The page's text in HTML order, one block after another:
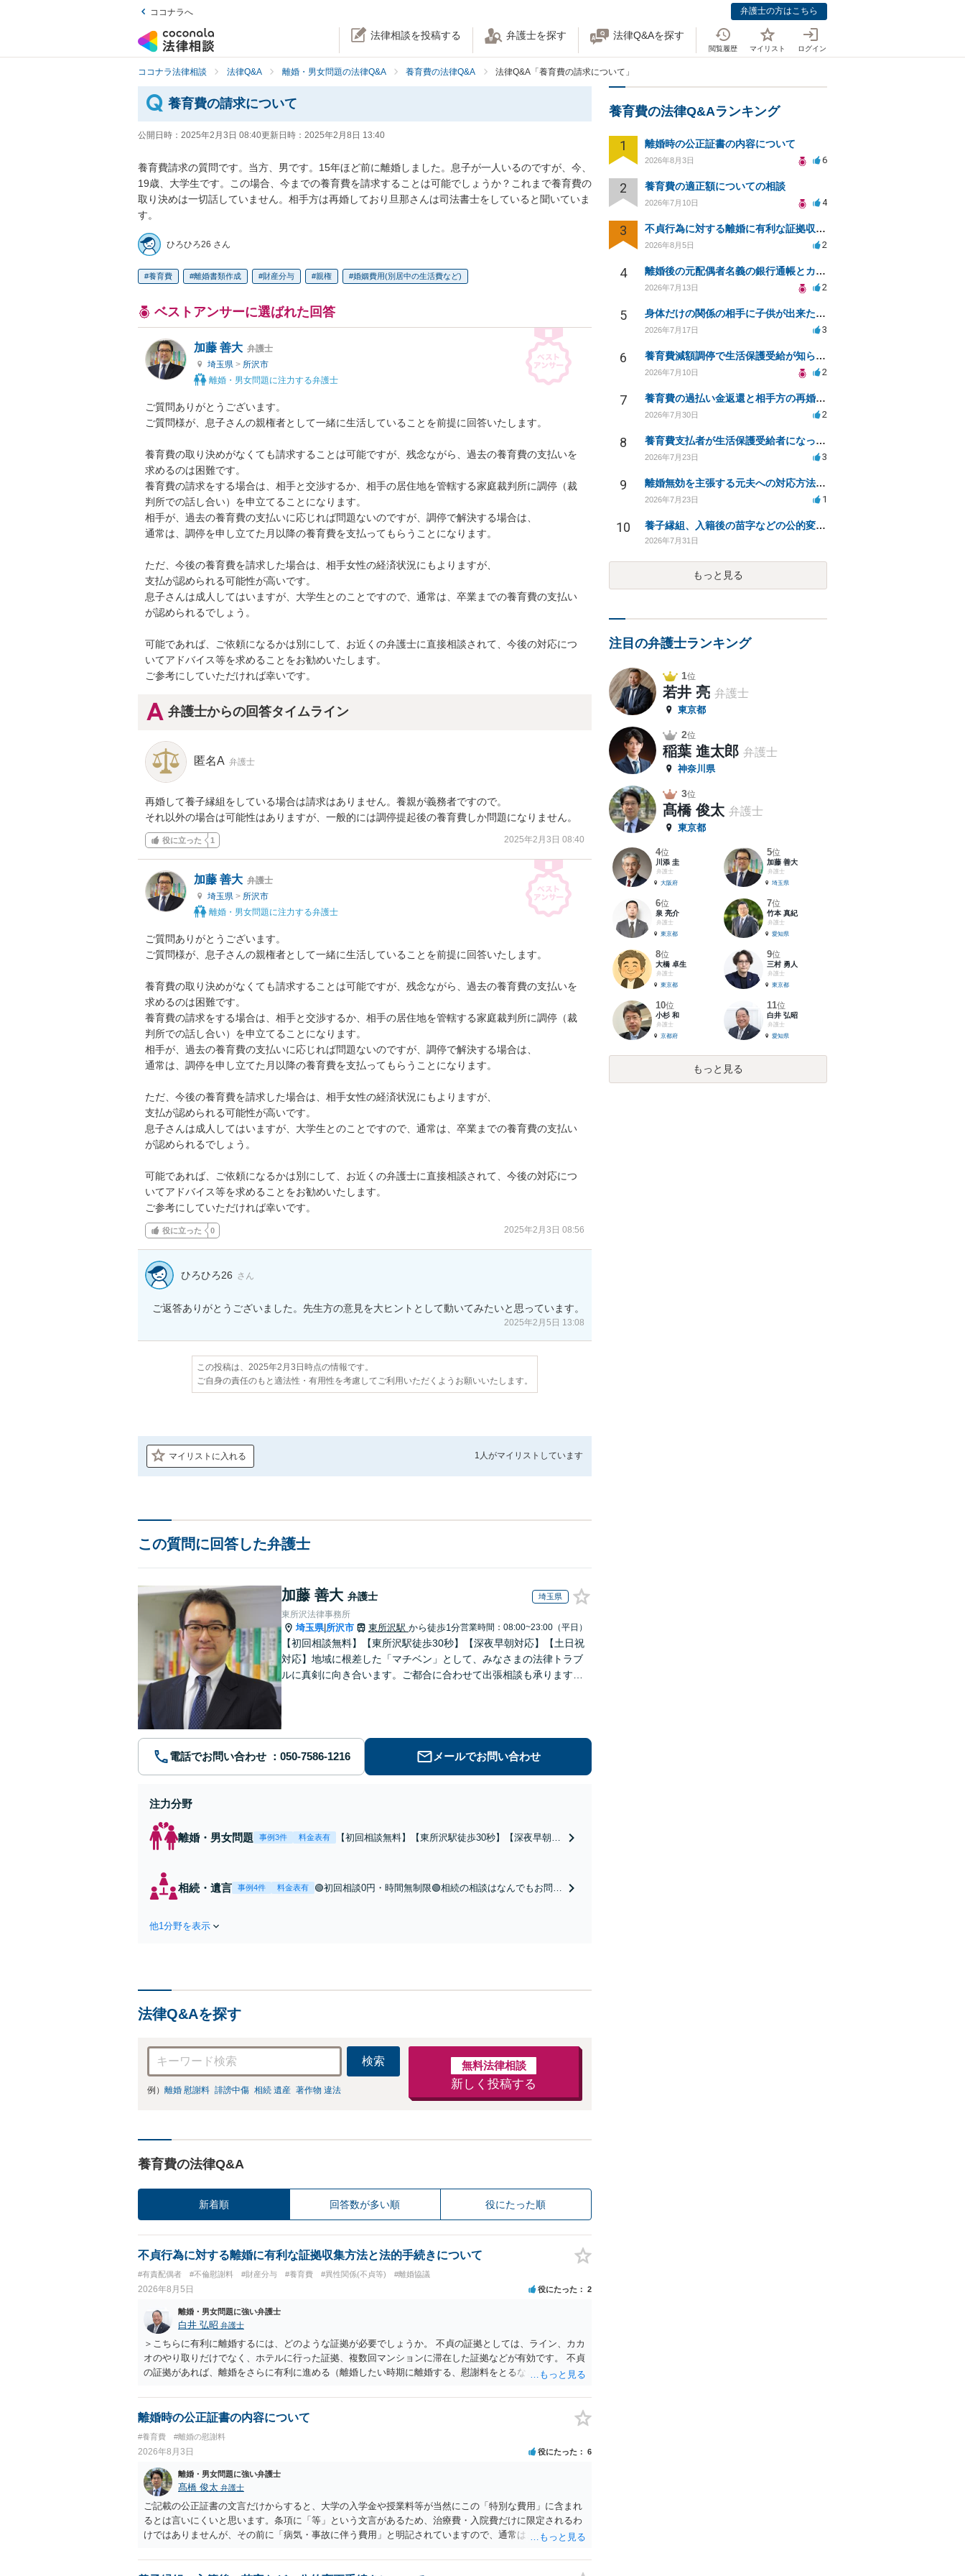
ココナラへ 弁護士の方はこちら
法律相談を投稿する 弁護士を探す 法律Q&Aを探す
閲覧履歴 マイリスト ログイン
ココナラ法律相談 法律Q&A 離婚・男女問題の法律Q&A 養育費の法律Q&A 法律Q&A「養育費の請求について」
養育費の請求について
公開日時： 2025年2月3日 08:40更新日時： 2025年2月8日 13:40
養育費請求の質問です。当方、男です。15年ほど前に離婚しました。息子が一人いるのですが、今、
19歳、大学生です。この場合、今までの養育費を請求することは可能でしょうか？これまで養育費の
取り決めは一切話していません。相手方は再婚しており旦那さんは司法書士をしていると聞いていま
す。
ひろひろ26 さん
養育費 離婚書類作成 財産分与 親権 婚姻費用(別居中の生活費など)
ベストアンサーに選ばれた回答
加藤 善大 弁護士
埼玉県 > 所沢市
離婚・男女問題に注力する弁護士
ご質問ありがとうございます。
ご質問様が、息子さんの親権者として一緒に生活していることを前提に回答いたします。
養育費の取り決めがなくても請求することは可能ですが、残念ながら、過去の養育費の支払いを
求めるのは困難です。
養育費の請求をする場合は、相手と交渉するか、相手の居住地を管轄する家庭裁判所に調停（裁
判所での話し合い）を申立てることになります。
相手が、過去の養育費の支払いに応じれば問題ないのですが、調停で解決する場合は、
通常は、調停を申し立てた月以降の養育費を支払ってもらうことになります。
ただ、今後の養育費を請求した場合は、相手女性の経済状況にもよりますが、
支払が認められる可能性が高いです。
息子さんは成人してはいますが、大学生とのことですので、通常は、卒業までの養育費の支払い
が認められるでしょう。
可能であれば、ご依頼になるかは別にして、お近くの弁護士に直接相談されて、今後の対応につ
いてアドバイス等を求めることをお勧めいたします。
ご参考にしていただければ幸いです。
弁護士からの回答タイムライン
匿名A 弁護士
再婚して養子縁組をしている場合は請求はありません。養親が義務者ですので。
それ以外の場合は可能性はありますが、一般的には調停提起後の養育費しか問題になりません。
役に立った 1 2025年2月3日 08:40
加藤 善大 弁護士
埼玉県 > 所沢市
離婚・男女問題に注力する弁護士
ご質問ありがとうございます。
ご質問様が、息子さんの親権者として一緒に生活していることを前提に回答いたします。
養育費の取り決めがなくても請求することは可能ですが、残念ながら、過去の養育費の支払いを
求めるのは困難です。
養育費の請求をする場合は、相手と交渉するか、相手の居住地を管轄する家庭裁判所に調停（裁
判所での話し合い）を申立てることになります。
相手が、過去の養育費の支払いに応じれば問題ないのですが、調停で解決する場合は、
通常は、調停を申し立てた月以降の養育費を支払ってもらうことになります。
ただ、今後の養育費を請求した場合は、相手女性の経済状況にもよりますが、
支払が認められる可能性が高いです。
息子さんは成人してはいますが、大学生とのことですので、通常は、卒業までの養育費の支払い
が認められるでしょう。
可能であれば、ご依頼になるかは別にして、お近くの弁護士に直接相談されて、今後の対応につ
いてアドバイス等を求めることをお勧めいたします。
ご参考にしていただければ幸いです。
役に立った 0 2025年2月3日 08:56
ひろひろ26 さん
ご返答ありがとうございました。先生方の意見を大ヒントとして動いてみたいと思っています。
2025年2月5日 13:08
この投稿は、2025年2月3日時点の情報です。
ご自身の責任のもと適法性・有用性を考慮してご利用いただくようお願いいたします。
マイリストに入れる 1人がマイリストしています
この質問に回答した弁護士
加藤 善大 弁護士 埼玉県
東所沢法律事務所
埼玉県| 所沢市 東所沢駅 から徒歩1分営業時間：08:00~23:00（平日）
【初回相談無料】【東所沢駅徒歩30秒】【深夜早朝対応】【土日祝
対応】地域に根差した「マチベン」として、みなさまの法律トラブ
ルに真剣に向き合います。ご都合に合わせて出張相談も承ります。
電話でお問い合わせ メールでお問い合わせ
注力分野
離婚・男女問題 事例3件 料金表有
【初回相談無料】【東所沢駅徒歩30秒】【深夜早朝対
尽くします。
相続・遺言 事例4件 料金表有
🟢初回相談0円・時間無制限🟢相続の相談はなんでもお問合
他1分野を表示
法律Q&Aを探す
検索
例） 離婚 慰謝料 誹謗中傷 相続 遺産 著作物 違法
無料法律相談
新しく投稿する
養育費の法律Q&A
新着順 回答数が多い順 役にたった順
不貞行為に対する離婚に有利な証拠収集方法と法的手続きについて
#有責配偶者 #不倫慰謝料 #財産分与 #養育費 #異性関係(不貞等) #離婚協議
2026年8月5日 役にたった 2
離婚・男女問題に強い弁護士
白井 弘昭 弁護士
＞こちらに有利に離婚するには、どのような証拠が必要でしょうか。 不貞の証拠としては、ライン、カカ
オのやり取りだけでなく、ホテルに行った証拠、複数回マンションに滞在した証拠などが有効です。 不貞
の証拠があれば、離婚をさらに有利に進める（離婚したい時期に離婚する、慰謝料をとるなど）ことがで
がありますので、ご注意ください。 以上、ご参考まで。
離婚時の公正証書の内容について
#養育費 #離婚の慰謝料
2026年8月3日 役にたった 6
離婚・男女問題に強い弁護士
髙橋 俊太 弁護士
ご記載の公正証書の文言だけからすると、大学の入学金や授業料等が当然にこの「特別な費用」に含まれ
るとは言いにくいと思います。条項に「等」という文言があるため、治療費・入院費だけに限定されるわ
けではありませんが、その前に「病気・事故に伴う費用」と明記されていますので、通常は、病気や事故
す。したがって、大学の入学金、授業料、受験費用などの教育費についてまで、「この条項があるから当
養育費の法律Q&Aランキング
1 離婚時の公正証書の内容について
2026年8月3日 6
2 養育費の適正額についての相談
2026年7月10日 4
3 不貞行為に対する離婚に有利な証拠収集方法と法的手続きについて
2026年8月5日 2
4 離婚後の元配偶者名義の銀行通帳とカードの処分方法について
2026年7月13日 2
5 身体だけの関係の相手に子供が出来たと言われ認知、養育費を要求されているが自身の子供か分からない
2026年7月17日 3
6 養育費減額調停で生活保護受給が知られるリスクは？
2026年7月10日 2
7 養育費の過払い金返還と相手方の再婚に関する相談
2026年7月30日 2
8 養育費支払者が生活保護受給者になった場合の支払い可否
2026年7月23日 3
9 離婚無効を主張する元夫への対応方法と注意点
2026年7月23日 1
10 養子縁組、入籍後の苗字などの公的変更手続きについて。
2026年7月31日
もっと見る
注目の弁護士ランキング
1位
若井 亮 弁護士
東京都
2位
稲葉 進太郎 弁護士
神奈川県
3位
髙橋 俊太 弁護士
東京都
4位
川添 圭
弁護士
大阪府
5位
加藤 善大
弁護士
埼玉県
6位
泉 亮介
弁護士
東京都
7位
竹本 真紀
弁護士
愛知県
8位
大橋 卓生
弁護士
東京都
9位
三村 勇人
弁護士
東京都
10位
小杉 和
弁護士
京都府
11位
白井 弘昭
弁護士
愛知県
もっと見る